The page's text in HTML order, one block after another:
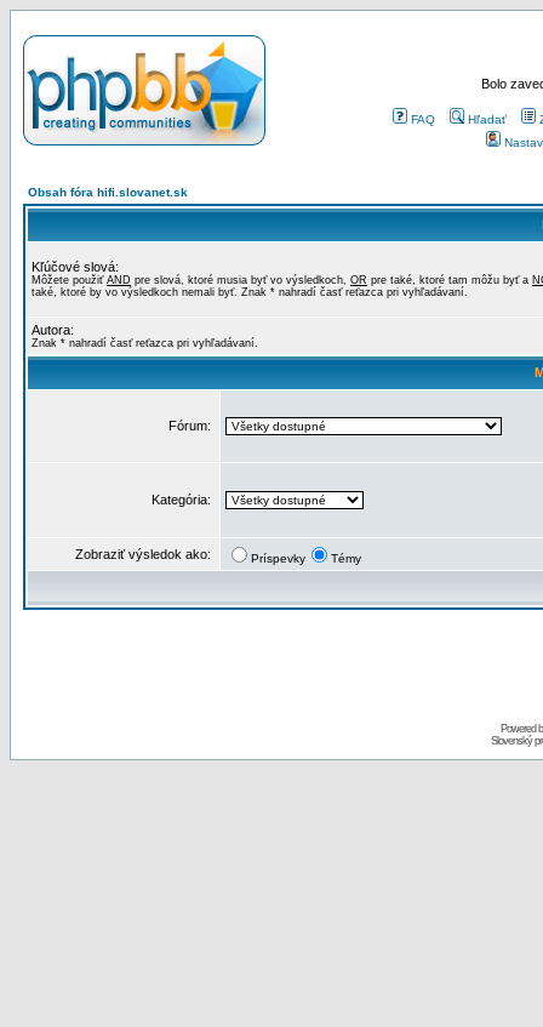
Bolo
FAQ Hľadať
Obsah fóra hifi.slovanet.sk
Kľúčové slová:
Môžete použiť AND pre slová, ktoré musia byť vo výsledkoch, OR pre také, ktoré tam môžu byť a
také, ktoré by vo výsledkoch nemali byť. Znak * nahradí časť reťazca pri vyhľadávaní.
Autora:
Znak * nahradí časť reťazca pri vyhľadávaní.
Fórum:
Kategória:
Zobraziť výsledok ako: Príspevky Témy
Powered
Slovenský